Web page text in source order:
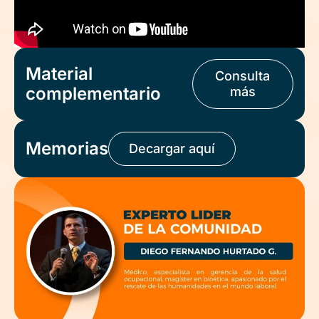
Material
complementario
Consulta
más
Memorias Decargar aquí